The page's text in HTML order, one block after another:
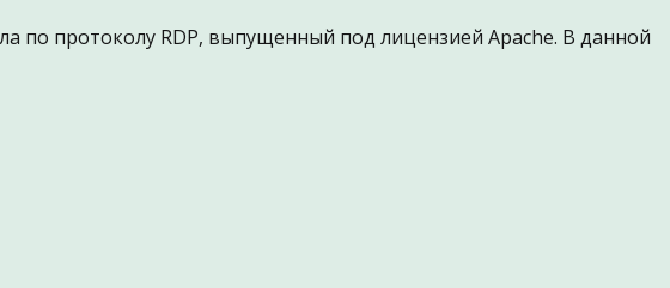
по протоколу RDP, выпущенный под лицензией Apache. В данной